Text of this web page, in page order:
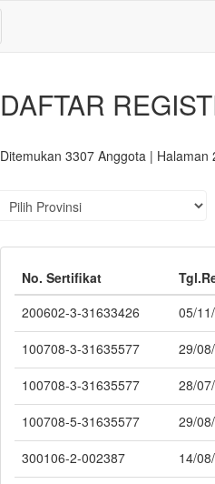
DAFTAR
Ditemukan 3307 Anggota | Halaman
No. Sertifikat
200602-3-31633426
05/
100708-3-31635577 29/
100708-3-31635577 28/
100708-5-31635577 29/
300106-2-002387 14/